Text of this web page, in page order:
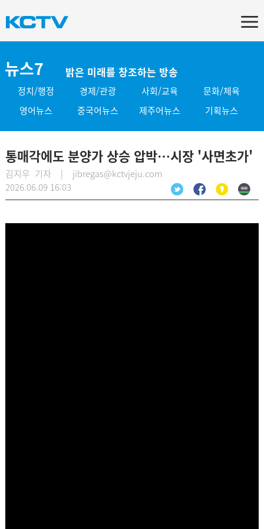
뉴스7 밝은 미래를 창조하는 방송
정치/행정 경제/관광 사회/교육
문화/체육
영어뉴스
중국어뉴스 제주어뉴스 기획뉴스
통매각에도 분양가 상승 압박…시장 '사면초가'
김지우 기자 | jibregas@kctvjeju.com
2026.06.09 16:03